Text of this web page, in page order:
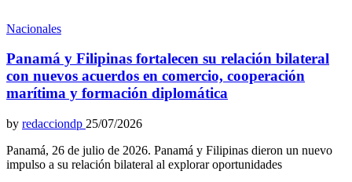
Nacionales
Panamá y Filipinas fortalecen su relación bilateral
con nuevos acuerdos en comercio, cooperación
marítima y formación diplomática
by redacciondp 25/07/2026
Panamá, 26 de julio de 2026. Panamá y Filipinas dieron un nuevo
impulso a su relación bilateral al explorar oportunidades